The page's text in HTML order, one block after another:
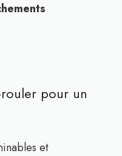
pour un
et